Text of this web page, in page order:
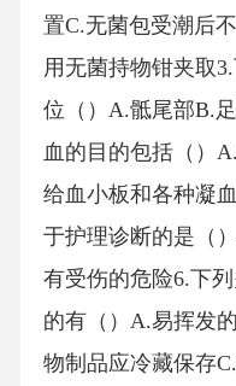
置C.无菌包受潮后
用无菌持物钳夹取
位（）A.骶尾部B.
血的目的包括（）
给血小板和各种凝
于护理诊断的是（
有受伤的危险6.下
的有（）A.易挥发
物制品应冷藏保存